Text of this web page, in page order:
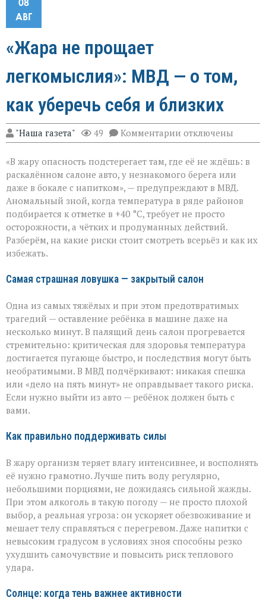
08
АВГ
«Жара не прощает
легкомыслия»: МВД — о том,
как уберечь себя и близких
"Наша газета" 49 Комментарии к
записи
не
прощает
легкомыслия»:
МВД — о
том,
как
уберечь
себя
и
отключены
«В жару опасность подстерегает там, где её не ждёшь: в
раскалённом салоне авто, у незнакомого берега или
даже в бокале с напитком», — предупреждают в МВД.
Аномальный зной, когда температура в ряде районов
подбирается к отметке в +40 °C, требует не просто
осторожности, а чётких и продуманных действий.
Разберём, на какие риски стоит смотреть всерьёз и как их
избежать.
Самая страшная ловушка — закрытый салон
Одна из самых тяжёлых и при этом предотвратимых
трагедий — оставление ребёнка в машине даже на
несколько минут. В палящий день салон прогревается
стремительно: критическая для здоровья температура
достигается пугающе быстро, и последствия могут быть
необратимыми. В МВД подчёркивают: никакая спешка
или «дело на пять минут» не оправдывает такого риска.
Если нужно выйти из авто — ребёнок должен быть с
вами.
Как правильно поддерживать силы
В жару организм теряет влагу интенсивнее, и восполнять
её нужно грамотно. Лучше пить воду регулярно,
небольшими порциями, не дожидаясь сильной жажды.
При этом алкоголь в такую погоду — не просто плохой
выбор, а реальная угроза: он ускоряет обезвоживание и
мешает телу справляться с перегревом. Даже напитки с
невысоким градусом в условиях зноя способны резко
ухудшить самочувствие и повысить риск теплового
удара.
Солнце: когда тень важнее активности